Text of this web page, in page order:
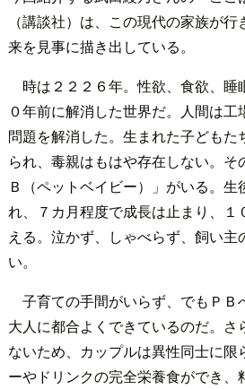
（講談社）は、この現代の家族が
来を見事に描き出している。
時は２２２６年。性欲、食欲、睡
０年前に解消した世界だ。人間は
問題を解消した。生まれた子どもた
られ、毒親はもはや存在しない。そ
Ｂ（ペットベイビー）」がいる。生
れ、７カ月程度で成長は止まり、１
える。泣かず、しゃべらず、飼い主
い。
子育ての手間がいらず、でもＰＢ
大人に都合よくできているのだ。さ
ないため、カップルは異性同士に限
ーやドリンクの完全栄養食ができ、